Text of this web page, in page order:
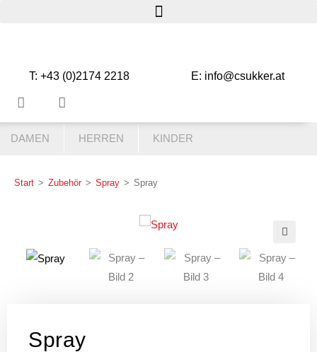
T: +43 (0)2174 2218 E: info@csukker.at
DAMEN HERREN KINDER
Start > Zubehör > Spray > Spray
Spray